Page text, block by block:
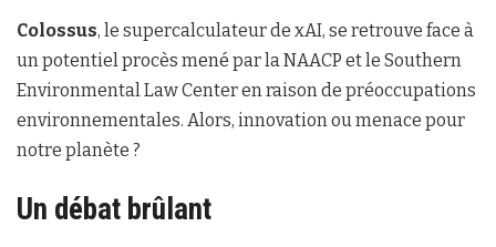
Colossus, le supercalculateur de xAI, se retrouve face à
un potentiel procès mené par la NAACP et le Southern
Environmental Law Center en raison de préoccupations
environnementales. Alors, innovation ou menace pour
notre planète ?
Un débat brûlant